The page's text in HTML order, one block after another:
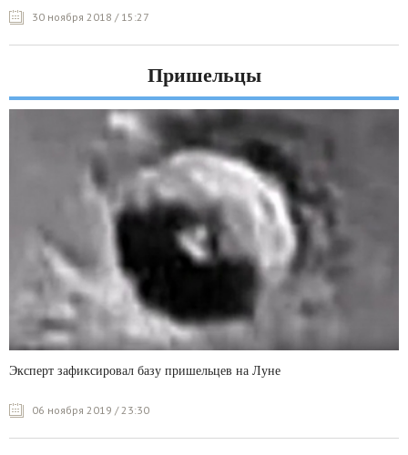
30 ноября 2018 / 15:27
Пришельцы
Эксперт зафиксировал базу пришельцев на Луне
06 ноября 2019 / 23:30